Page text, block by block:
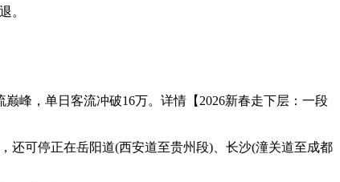
。
峰，单日客流冲破16万。详情【2026新春走下层：一段
可停正在岳阳道(西安道至贵州段)、长沙(潼关道至成都